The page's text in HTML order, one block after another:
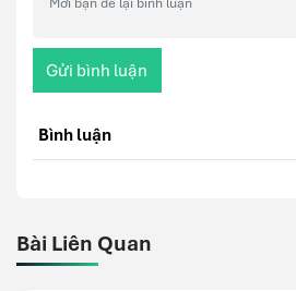
Gửi bình luận
Bình luận
Bài Liên Quan